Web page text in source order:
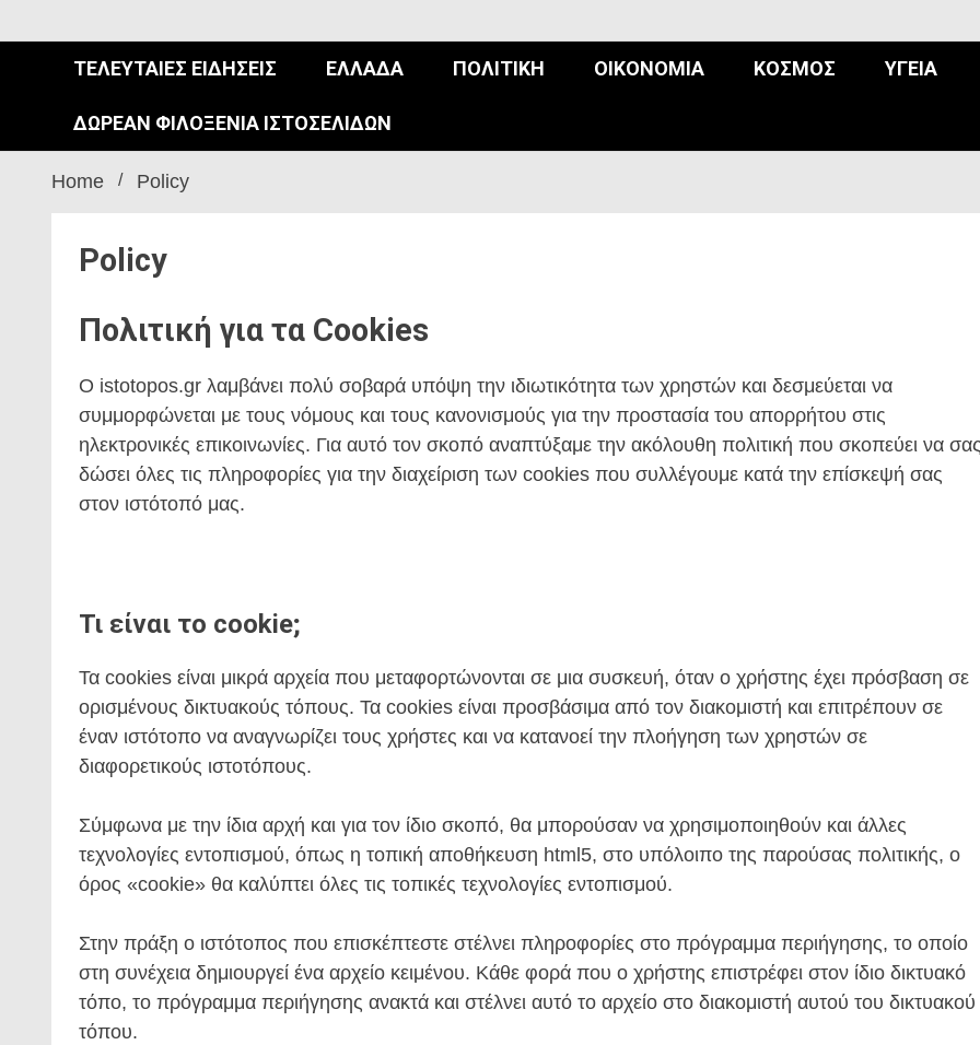
ΤΕΛΕΥΤΑΊΕΣ ΕΙΔΉΣΕΙΣ ΕΛΛΆΔΑ ΠΟΛΙΤΙΚΉ ΟΙΚΟΝΟΜΊΑ ΚΌΣΜΟΣ ΥΓΕΊΑ
ΔΩΡΕΆΝ ΦΙΛΟΞΕΝΊΑ ΙΣΤΟΣΕΛΊΔΩΝ
Home Policy
Policy
Πολιτική για τα Cookies
Ο istotopos.gr λαμβάνει πολύ σοβαρά υπόψη την ιδιωτικότητα των χρηστών και δεσμεύεται να
συμμορφώνεται με τους νόμους και τους κανονισμούς για την προστασία του απορρήτου στις
ηλεκτρονικές επικοινωνίες. Για αυτό τον σκοπό αναπτύξαμε την ακόλουθη πολιτική που σκοπεύει να
δώσει όλες τις πληροφορίες για την διαχείριση των cookies που συλλέγουμε κατά την επίσκεψή σας
στον ιστότοπό μας.
Τι είναι το cookie;
Τα cookies είναι μικρά αρχεία που μεταφορτώνονται σε μια συσκευή, όταν ο χρήστης έχει πρόσβαση σε
ορισμένους δικτυακούς τόπους. Τα cookies είναι προσβάσιμα από τον διακομιστή και επιτρέπουν σε
έναν ιστότοπο να αναγνωρίζει τους χρήστες και να κατανοεί την πλοήγηση των χρηστών σε
διαφορετικούς ιστοτόπους.
Σύμφωνα με την ίδια αρχή και για τον ίδιο σκοπό, θα μπορούσαν να χρησιμοποιηθούν και άλλες
τεχνολογίες εντοπισμού, όπως η τοπική αποθήκευση html5, στο υπόλοιπο της παρούσας πολιτικής, ο
όρος «cookie» θα καλύπτει όλες τις τοπικές τεχνολογίες εντοπισμού.
Στην πράξη ο ιστότοπος που επισκέπτεστε στέλνει πληροφορίες στο πρόγραμμα περιήγησης, το οποίο
στη συνέχεια δημιουργεί ένα αρχείο κειμένου. Κάθε φορά που ο χρήστης επιστρέφει στον ίδιο δικτυακό
τόπο, το πρόγραμμα περιήγησης ανακτά και στέλνει αυτό το αρχείο στο διακομιστή αυτού του δικτυακού
τόπου.